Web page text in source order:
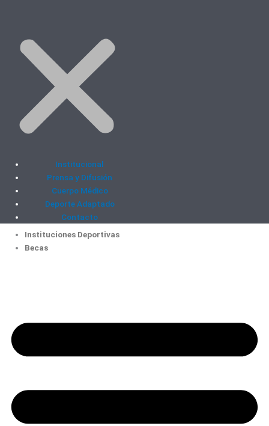
Institucional
Prensa y Difusión
Cuerpo Médico
Deporte Adaptado
Contacto
Instituciones Deportivas
Becas